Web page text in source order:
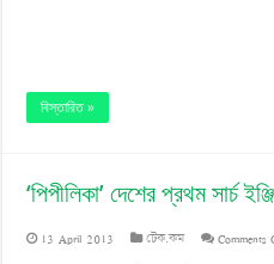
বিস্তারিত »
‘পিপীলিকা’ দেশের প্রথম সার্চ
13 April 2013 টেক.কম